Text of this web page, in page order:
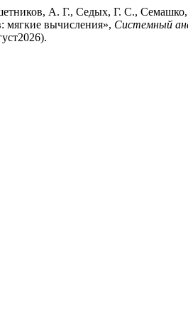
А. Г., Седых, Г. С., Семашко,
мягкие вычисления», Системный